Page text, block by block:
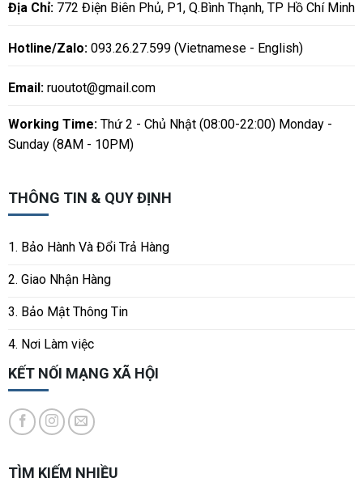
Địa Chỉ:772 Điện Biên Phủ, P1, Q.Bình Thạnh, TP Hồ Chí Minh
Hotline/Zalo:093.26.27.599 (Vietnamese - English)
Email: ruoutot@gmail.com
Working Time:Thứ 2 - Chủ Nhật (08:00-22:00) Monday -
Sunday (8AM - 10PM)
THÔNG TIN & QUY ĐỊNH
1. Bảo Hành Và Đổi Trả Hàng
2. Giao Nhận Hàng
3. Bảo Mật Thông Tin
4. Nơi Làm việc
KẾT NỐI MẠNG XÃ HỘI
TÌM KIẾM NHIỀU